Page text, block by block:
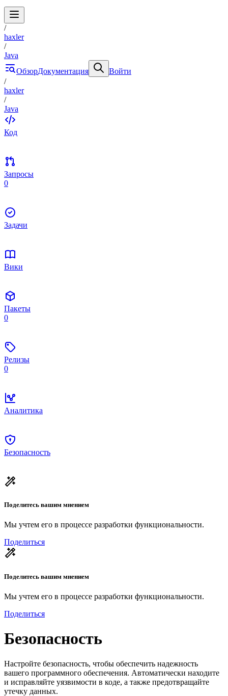
/
haxler
/
Java
ОбзорДокументация
Войти
/
haxler
/
Java
Код
Запросы
0
Задачи
Вики
Пакеты
0
Релизы
0
Аналитика
Безопасность
Поделитесь вашим мнением
Мы учтем его в процессе разработки функциональности.
Поделиться
Поделитесь вашим мнением
Мы учтем его в процессе разработки функциональности.
Поделиться
Безопасность
Настройте безопасность, чтобы обеспечить надежность
вашего программного обеспечения. Автоматически находите
и исправляйте уязвимости в коде, а также предотвращайте
утечку данных.